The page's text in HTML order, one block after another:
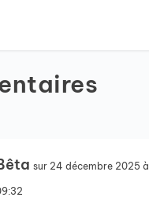
sur 24 décembre 2025 à